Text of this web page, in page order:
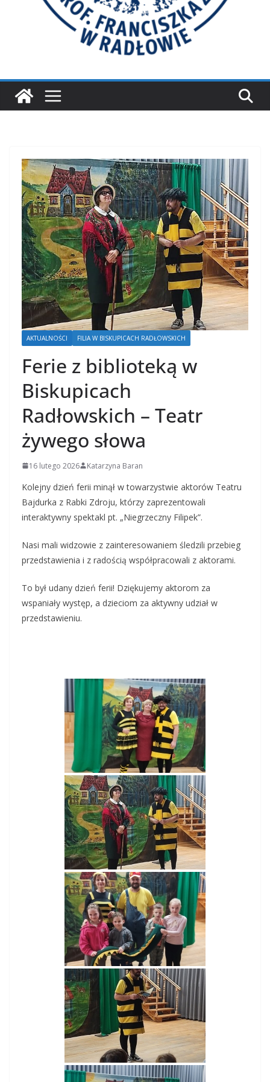
AKTUALNOŚCI FILIA W BISKUPICACH RADŁOWSKICH
Ferie z biblioteką w
Biskupicach
Radłowskich – Teatr
żywego słowa
16 lutego 2026 Katarzyna Baran
Kolejny dzień ferii minął w towarzystwie aktorów Teatru
Bajdurka z Rabki Zdroju, którzy zaprezentowali
interaktywny spektakl pt. „Niegrzeczny Filipek”.
Nasi mali widzowie z zainteresowaniem śledzili przebieg
przedstawienia i z radością współpracowali z aktorami.
To był udany dzień ferii! Dziękujemy aktorom za
wspaniały występ, a dzieciom za aktywny udział w
przedstawieniu.